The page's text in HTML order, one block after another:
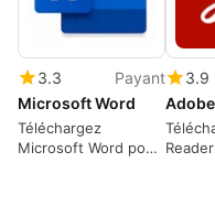
3.3
Payant
Microsoft Word
Téléchargez
Microsoft Word pour
3.9